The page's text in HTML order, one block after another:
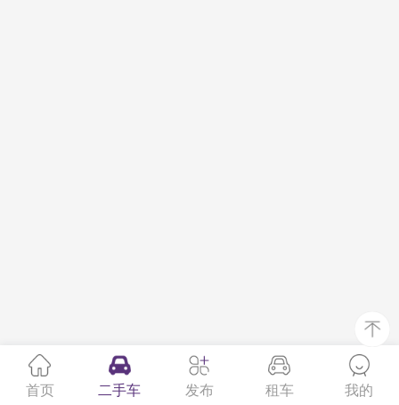
首页 二手车 发布 租车 我的